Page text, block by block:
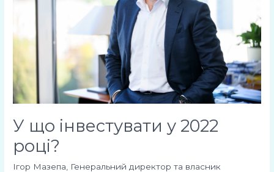
У що інвестувати у 2022
році?
Ігор Мазепа, Генеральний директор та власник